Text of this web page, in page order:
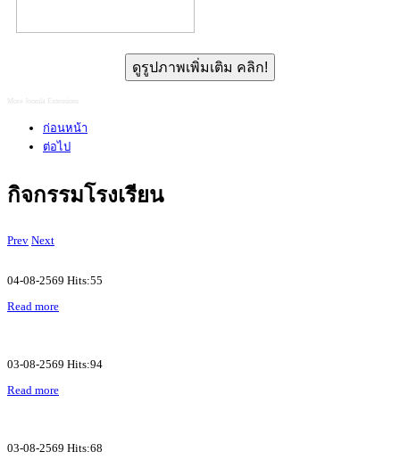
ดูรูปภาพเพิ่มเติม คลิก!
More Joomla Extensions
ก่อนหน้า
ต่อไป
กิจกรรมโรงเรียน
Prev Next
04-08-2569 Hits:55
Read more
03-08-2569 Hits:94
Read more
03-08-2569 Hits:68